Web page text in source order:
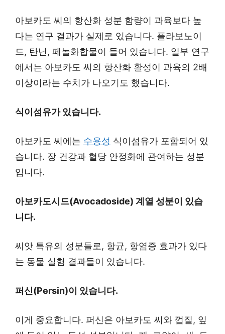
아보카도 씨의 항산화 성분 함량이 과육보다 높
다는 연구 결과가 실제로 있습니다. 플라보노이
드, 탄닌, 페놀화합물이 들어 있습니다. 일부 연구
에서는 아보카도 씨의 항산화 활성이 과육의 2배
이상이라는 수치가 나오기도 했습니다.
식이섬유가 있습니다.
아보카도 씨에는 수용성 식이섬유가 포함되어 있
습니다. 장 건강과 혈당 안정화에 관여하는 성분
입니다.
아보카도시드(Avocadoside) 계열 성분이 있습
니다.
씨앗 특유의 성분들로, 항균, 항염증 효과가 있다
는 동물 실험 결과들이 있습니다.
퍼신(Persin)이 있습니다.
이게 중요합니다. 퍼신은 아보카도 씨와 껍질, 잎